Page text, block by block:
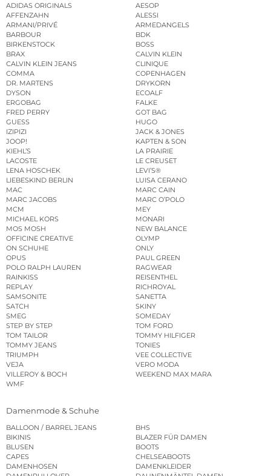
ADIDAS ORIGINALS
AESOP
AFFENZAHN
ALESSI
ARMANI/PRIVÉ
ARMEDANGELS
BARBOUR
BDK
BIRKENSTOCK
BOSS
BRAX
CALVIN KLEIN
CALVIN KLEIN JEANS
CLINIQUE
COMMA
COPENHAGEN
DR. MARTENS
DRYKORN
DYSON
ECOALF
ERGOBAG
FALKE
FRED PERRY
GOT BAG
GUESS
HUGO
IZIPIZI
JACK & JONES
JOOP!
KAPTEN & SON
KIEHL’S
LA PRAIRIE
LACOSTE
LE CREUSET
LENA HOSCHEK
LEVI’S®
LIEBESKIND BERLIN
LUISA CERANO
MAC
MARC CAIN
MARC JACOBS
MARC O’POLO
MCM
MEY
MICHAEL KORS
MONARI
MOS MOSH
NEW BALANCE
OFFICINE CREATIVE
OLYMP
ON SCHUHE
ONLY
OPUS
PAUL GREEN
POLO RALPH LAUREN
RAGWEAR
RAINKISS
REISENTHEL
REPLAY
RICHROYAL
SAMSONITE
SANETTA
SATCH
SKINY
SMEG
SOMEDAY
STEP BY STEP
TOM FORD
TOM TAILOR
TOMMY HILFIGER
TOMMY JEANS
TONIES
TRIUMPH
VEE COLLECTIVE
VEJA
VERO MODA
VILLEROY & BOCH
WEEKEND MAX MARA
WMF
Damenmode & Schuhe
BALLOON / BARREL JEANS
BHS
BIKINIS
BLAZER FÜR DAMEN
BLUSEN
BOOTS
CAPES
CHELSEABOOTS
DAMENHOSEN
DAMENKLEIDER